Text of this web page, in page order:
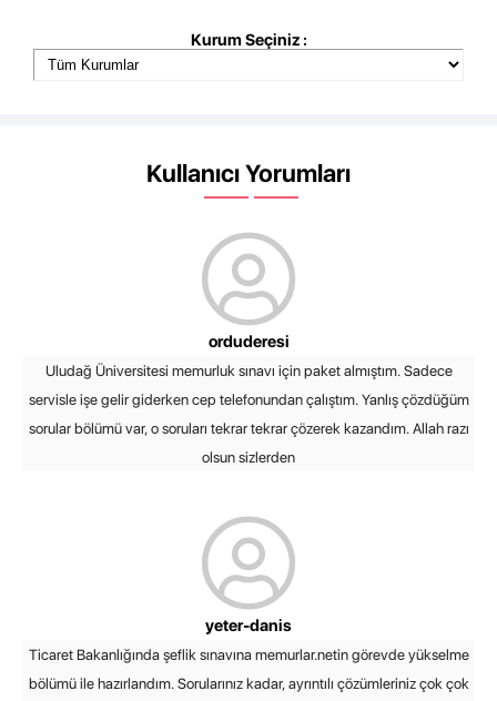
Kurum Seçiniz :
Kullanıcı Yorumları
orduderesi
Uludağ Üniversitesi memurluk sınavı için paket almıştım. Sadece
servisle işe gelir giderken cep telefonundan çalıştım. Yanlış çözdüğüm
sorular bölümü var, o soruları tekrar tekrar çözerek kazandım. Allah razı
olsun sizlerden
yeter-danis
Ticaret Bakanlığında şeflik sınavına memurlar.netin görevde yükselme
bölümü ile hazırlandım. Sorularınız kadar, ayrıntılı çözümleriniz çok çok